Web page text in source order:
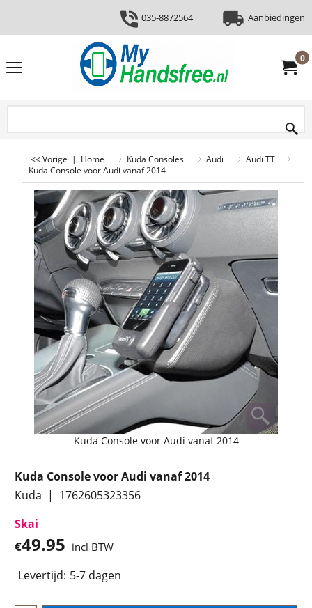
035-8872564 Aanbiedingen
0
<< Vorige | Home Kuda Consoles Audi
Audi TT
Kuda Console voor Audi vanaf 2014
Kuda Console voor Audi vanaf 2014
Kuda Console voor Audi vanaf 2014
Kuda
1762605323356
Skai
€49.95 incl BTW
Levertijd: 5-7 dagen